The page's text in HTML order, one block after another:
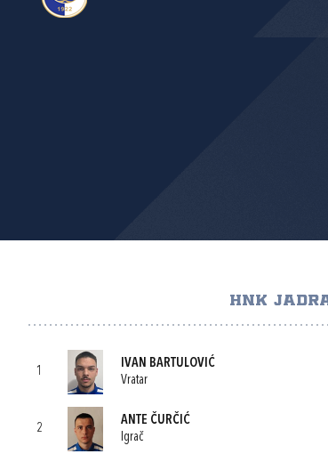
HNK
1
IVAN BARTULOVIĆ
Vratar
2
ANTE ČURČIĆ
Igrač